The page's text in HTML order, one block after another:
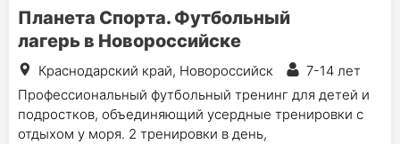
Планета Спорта. Футбольный
лагерь в Новороссийске
Краснодарский край, Новороссийск
7-14 лет
Профессиональный футбольный тренинг для детей и
подростков, объединяющий усердные тренировки с
отдыхом у моря. 2 тренировки в день,